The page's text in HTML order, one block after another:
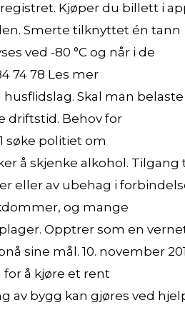
Kjøper du billett i
Smerte tilknyttet én tann
ved -80 °C og når i de
74 78 Les mer
Skal man belaste
driftstid. Behov for
søke politiet om
å skjenke alkohol. Tilgang
eller av ubehag i
og mange
plager. Opptrer som en
sine mål. 10. november
å kjøre et rent
av bygg kan gjøres ved